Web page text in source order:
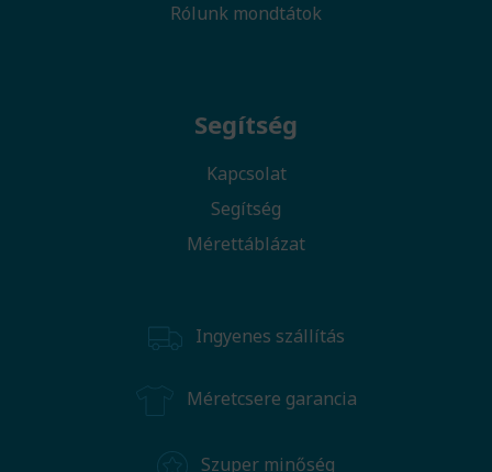
Rólunk mondtátok
Segítség
Kapcsolat
Segítség
Mérettáblázat
Ingyenes szállítás
Méretcsere garancia
Szuper minőség